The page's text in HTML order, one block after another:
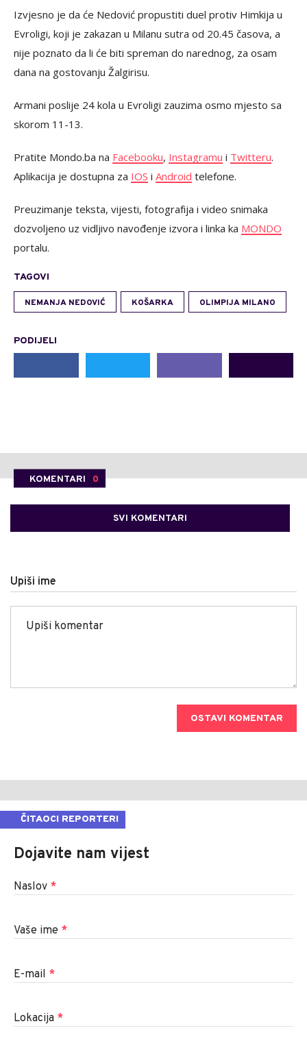
Izvjesno je da će Nedović propustiti duel protiv Himkija u
Evroligi, koji je zakazan u Milanu sutra od 20.45 časova, a
nije poznato da li će biti spreman do narednog, za osam
dana na gostovanju Žalgirisu.
Armani poslije 24 kola u Evroligi zauzima osmo mjesto sa
skorom 11-13.
Pratite Mondo.ba na Facebooku, Instagramu i Twitteru.
Aplikacija je dostupna za IOS i Android telefone.
Preuzimanje teksta, vijesti, fotografija i video snimaka
dozvoljeno uz vidljivo navođenje izvora i linka ka MONDO
portalu.
TAGOVI
NEMANJA NEDOVIĆ KOŠARKA OLIMPIJA MILANO
PODIJELI
KOMENTARI 0
SVI KOMENTARI
Upiši ime
OSTAVI KOMENTAR
ČITAOCI REPORTERI
Dojavite nam vijest
Naslov *
Vaše ime *
E-mail *
Lokacija *